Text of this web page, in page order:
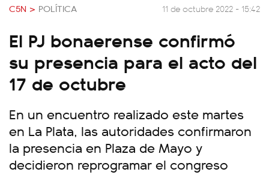
C5N > POLÍTICA 11 de octubre 2022 - 15:42
El PJ bonaerense confirmó
su presencia para el acto del
17 de octubre
En un encuentro realizado este martes
en La Plata, las autoridades confirmaron
la presencia en Plaza de Mayo y
decidieron reprogramar el congreso